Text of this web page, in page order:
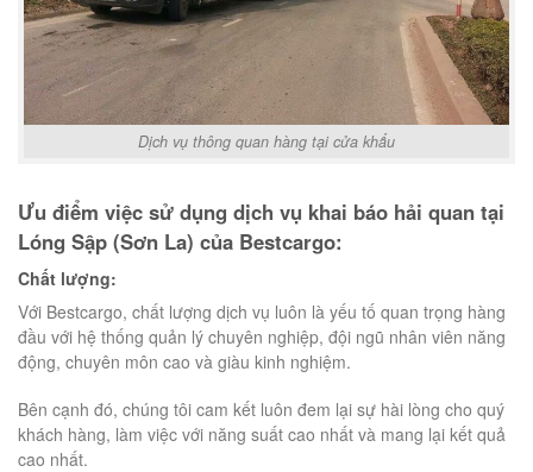
Dịch vụ thông quan hàng tại cửa khẩu
Ưu điểm việc sử dụng dịch vụ khai báo hải quan tại
Lóng Sập (Sơn La) của Bestcargo:
Chất lượng:
Với Bestcargo, chất lượng dịch vụ luôn là yếu tố quan trọng hàng
đầu với hệ thống quản lý chuyên nghiệp, đội ngũ nhân viên năng
động, chuyên môn cao và giàu kinh nghiệm.
Bên cạnh đó, chúng tôi cam kết luôn đem lại sự hài lòng cho quý
khách hàng, làm việc với năng suất cao nhất và mang lại kết quả
cao nhất.